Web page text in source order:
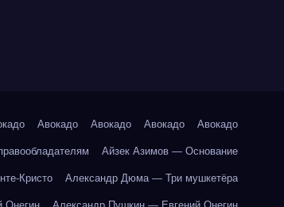
Авокадо Авокадо Авокадо Авокадо
Айзек Азимов — Основание
Кристо Александр Дюма — Три мушкетёра